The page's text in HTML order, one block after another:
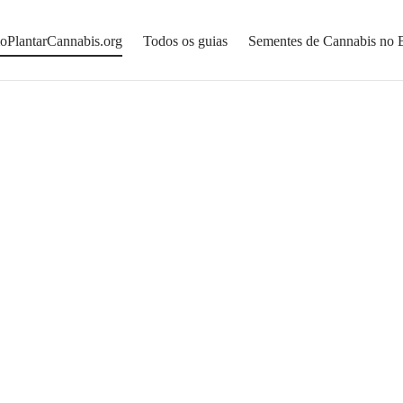
Todos os guias Sementes de Cannabis no